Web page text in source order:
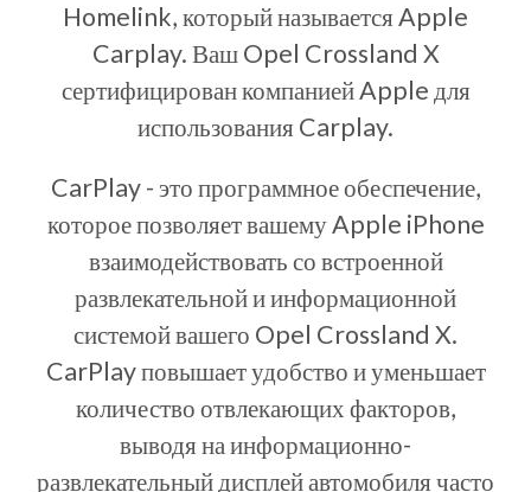
Homelink, который называется Apple
Carplay. Ваш Opel Crossland X
сертифицирован компанией Apple для
использования Carplay.
CarPlay - это программное обеспечение,
которое позволяет вашему Apple iPhone
взаимодействовать со встроенной
развлекательной и информационной
системой вашего Opel Crossland X.
CarPlay повышает удобство и уменьшает
количество отвлекающих факторов,
выводя на информационно-
развлекательный дисплей автомобиля часто